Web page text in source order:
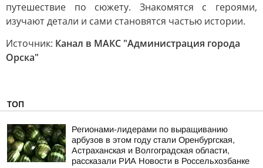
путешествие по сюжету. Знакомятся с героями,
изучают детали и сами становятся частью истории.
Источник: Канал в МАКС "Администрация города
Орска"
ТОП
Регионами-лидерами по выращиванию
арбузов в этом году стали Оренбургская,
Астраханская и Волгоградская области,
рассказали РИА Новости в Россельхозбанке